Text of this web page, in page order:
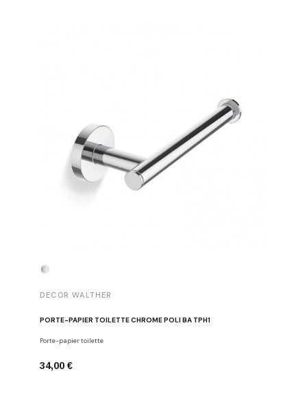
DECOR WALTHER
PORTE-PAPIER TOILETTE CHROME POLI BA TPH1
Porte-papier toilette
34,00 €